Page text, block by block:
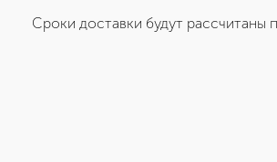
Сроки доставки будут рассчитаны